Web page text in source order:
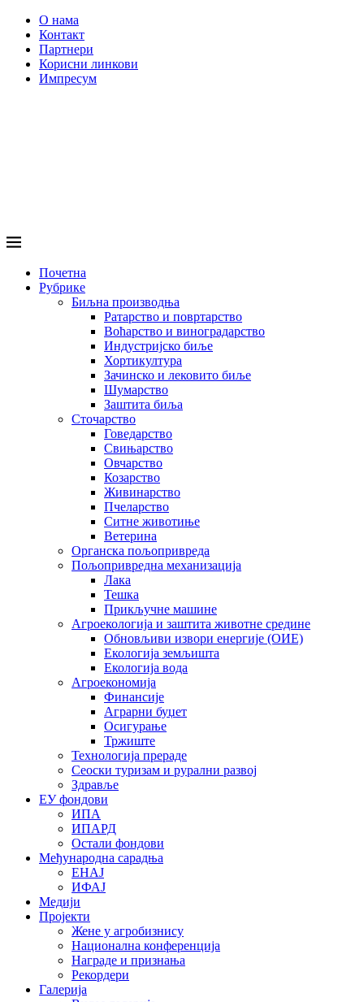
О нама
Контакт
Партнери
Корисни линкови
Импресум
Почетна
Рубрике
Биљна производња
Ратарство и повртарство
Воћарство и виноградарство
Индустријско биље
Хортикултура
Зачинско и лековито биље
Шумарство
Заштита биља
Сточарство
Говедарство
Свињарство
Овчарство
Козарство
Живинарство
Пчеларство
Ситне животиње
Ветерина
Органска пољопривреда
Пољопривредна механизација
Лака
Тешка
Прикључне машине
Агроекологија и заштита животне средине
Обновљиви извори енергије (ОИЕ)
Екологија земљишта
Екологија вода
Агроекономија
Финансије
Аграрни буџет
Осигурање
Тржиште
Технологија прераде
Сеоски туризам и рурални развој
Здравље
ЕУ фондови
ИПА
ИПАРД
Остали фондови
Међународна сарадња
ЕНАЈ
ИФАЈ
Медији
Пројекти
Жене у агробизнису
Национална конференција
Награде и признања
Рекордери
Галерија